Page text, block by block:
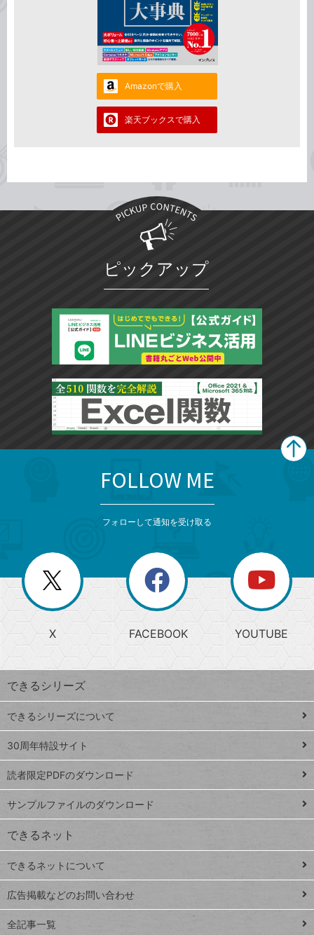
Amazonで購入
楽天ブックスで購入
ピックアップ
じ
る
search
検
索
上
昇
ワ
ー
ド
Google
スプレ
ッドシ
ート
iPhone
VLOOKUP
close
閉じ
る
閉
じ
る
ー
か
ら
探
す
ト
ッ
プ
ペ
ジ
連載
Excel Q&A
トイアンナ流仕
事術
FOLLOW ME
フォローして通知を受け取る
X FACEBOOK YOUTUBE
できるシリーズ
できるシリーズについて
30周年特設サイト
読者限定PDFのダウンロード
サンプルファイルのダウンロード
できるネット
できるネットについて
広告掲載などのお問い合わせ
全記事一覧